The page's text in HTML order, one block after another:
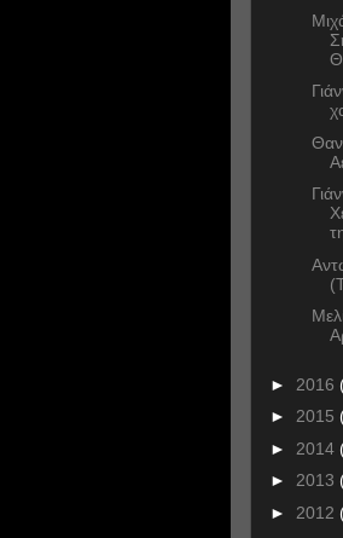
► 2016
► 2015
► 2014
► 2013
► 2012